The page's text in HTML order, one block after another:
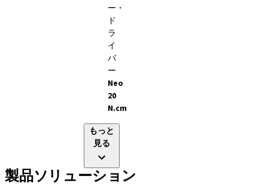
ー・
ド
ラ
イ
バ
ー
Neo
20
N.cm
もっと
見る
製品ソリューション